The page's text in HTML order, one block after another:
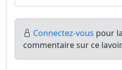
Connectez-vous pour
commentaire sur ce lavoir.